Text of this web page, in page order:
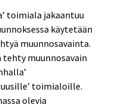
toimiala jakaantuu
käytetään
muunnosavainta.
muunnosavain
toimialoille.
olevia